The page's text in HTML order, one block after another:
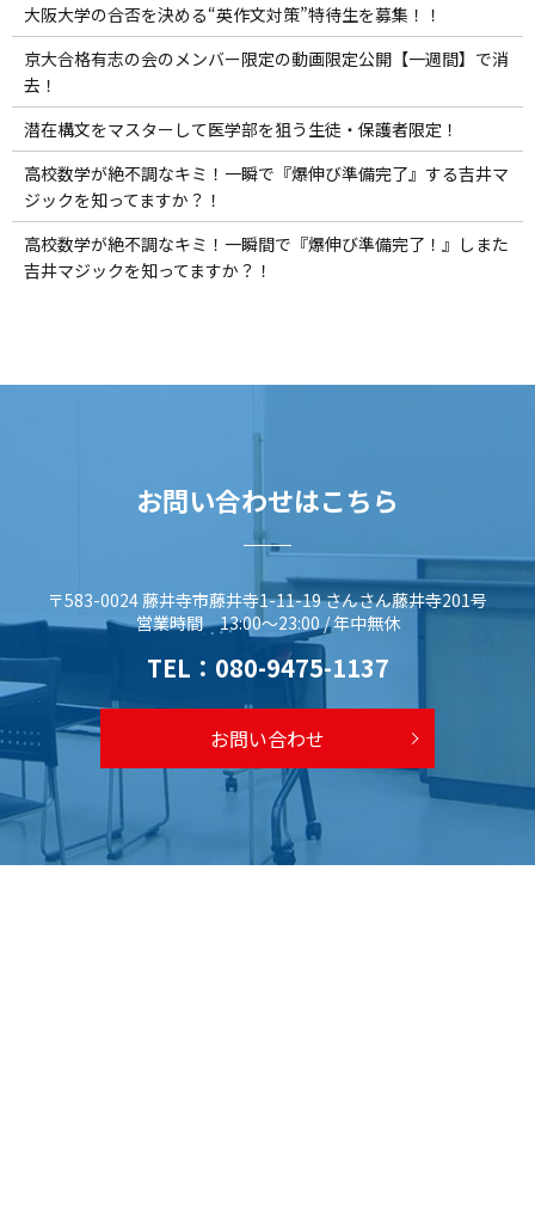
大阪大学の合否を決める“英作文対策”特待生を募集！！
京大合格有志の会のメンバー限定の動画限定公開【一週間】で消
去！
潜在構文をマスターして医学部を狙う生徒・保護者限定！
高校数学が絶不調なキミ！一瞬で『爆伸び準備完了』する吉井マ
ジックを知ってますか？！
高校数学が絶不調なキミ！一瞬間で『爆伸び準備完了！』しまた
吉井マジックを知ってますか？！
お問い合わせはこちら
〒583-0024 藤井寺市藤井寺1-11-19 さんさん藤井寺201号
営業時間 13:00～23:00 / 年中無休
TEL： 080-9475-1137
お問い合わせ